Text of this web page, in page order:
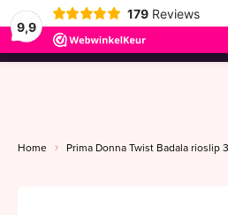
9,9
179 Reviews
menu
Home